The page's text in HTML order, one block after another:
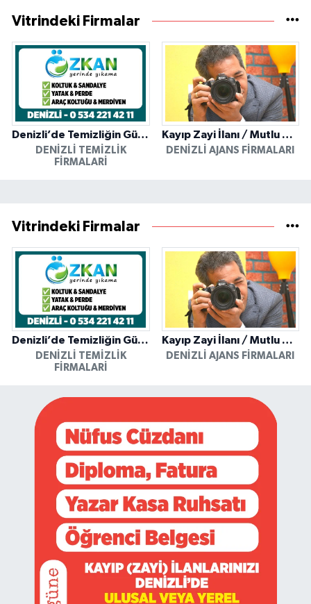
Vitrindeki Firmalar
Denizli’de Temizliğin Güvenilir Adresi: Özkan Yerinde Yıkama
DENIZLI TEMIZLIK
FIRMALARI
Kayıp Zayi İlanı / Mutlu Ajans / Denizli
DENIZLI AJANS FIRMALARI
Vitrindeki Firmalar
Denizli’de Temizliğin Güvenilir Adresi: Özkan Yerinde Yıkama
DENIZLI TEMIZLIK
FIRMALARI
Kayıp Zayi İlanı / Mutlu Ajans / Denizli
DENIZLI AJANS FIRMALARI